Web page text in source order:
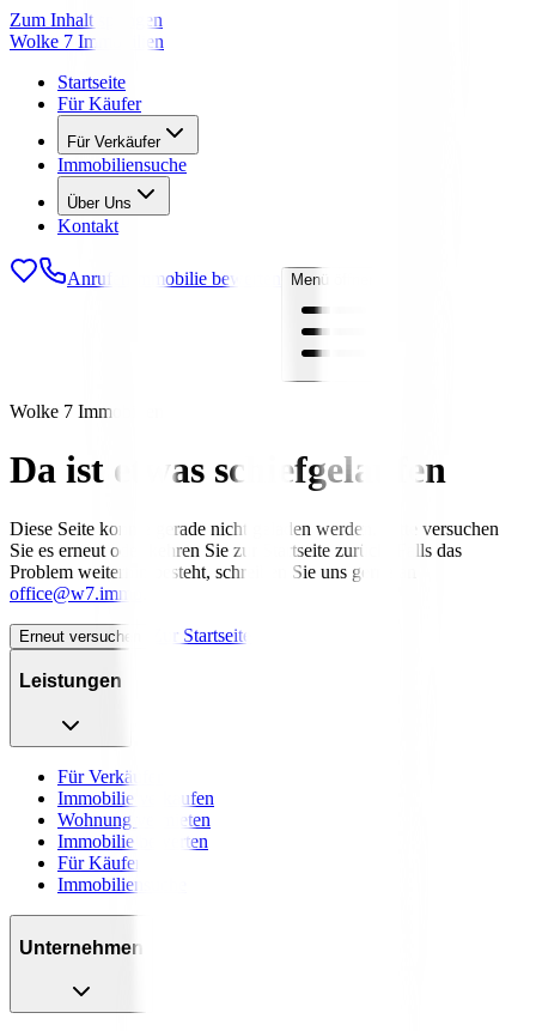
Zum Inhalt springen
Wolke 7 Immobilien
Startseite
Für Käufer
Für Verkäufer
Immobiliensuche
Über Uns
Kontakt
Anrufen Immobilie bewerten Menü öffnen
Wolke 7 Immobilien
Da ist etwas schiefgelaufen
Diese Seite konnte gerade nicht geladen werden. Bitte versuchen
Sie es erneut oder kehren Sie zur Startseite zurück. Falls das
Problem weiterhin besteht, schreiben Sie uns gerne an
office@w7.immo
Erneut versuchen Zur Startseite
Leistungen
Für Verkäufer
Immobilie verkaufen
Wohnung vermieten
Immobilie bewerten
Für Käufer
Immobiliensuche
Unternehmen